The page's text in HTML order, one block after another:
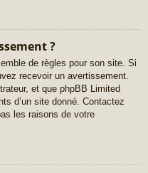
?
de règles pour son site. Si
recevoir un avertissement.
et que phpBB Limited
d’un site donné. Contactez
les raisons de votre